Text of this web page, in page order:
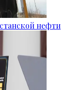
нефти